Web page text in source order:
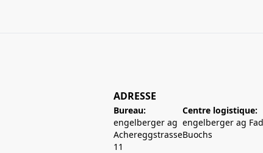
ADRESSE
Bureau:
engelberger ag
Achereggstrasse
11
Centre logistique:
engelberger ag
Buochs